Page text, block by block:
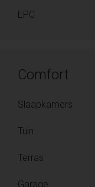
EPC
Comfort
Slaapkamers
Tuin
Terras
Garage